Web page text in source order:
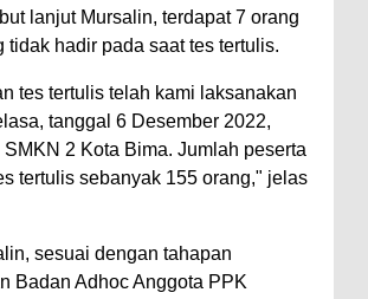
Wali Kota Tekankan Disiplin ASN
dan Penguatan Kolaborasi
Wali Kota Bima Hadiri Rakornas
Kelautan dan Perikanan
Pemkot Jawab Pandangan
Umum Fraksi DPRD terhadap
Pelaksanaan APBD Kota Bima
lanjut Mursalin, terdapat 7 orang
tidak hadir pada saat tes tertulis.
tes tertulis telah kami laksanakan
tanggal 6 Desember 2022,
SMKN 2 Kota Bima. Jumlah peserta
tertulis sebanyak 155 orang," jelas
sesuai dengan tahapan
Badan Adhoc Anggota PPK